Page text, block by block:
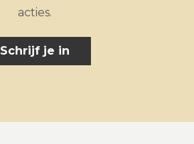
acties.
Schrijf je in